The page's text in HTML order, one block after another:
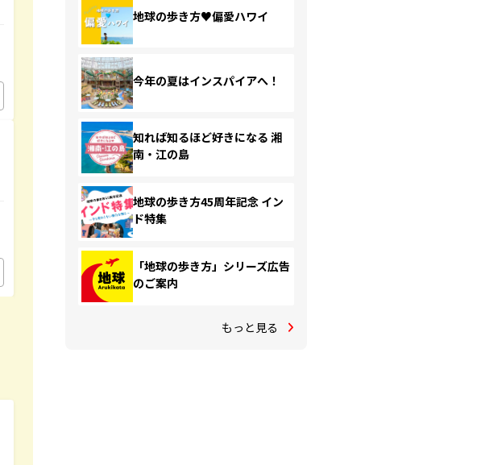
地球の歩き方♥偏愛ハワイ
今年の夏はインスパイアへ！
知れば知るほど好きになる 湘
南・江の島
地球の歩き方45周年記念 イン
ド特集
「地球の歩き方」シリーズ広告
のご案内
もっと見る